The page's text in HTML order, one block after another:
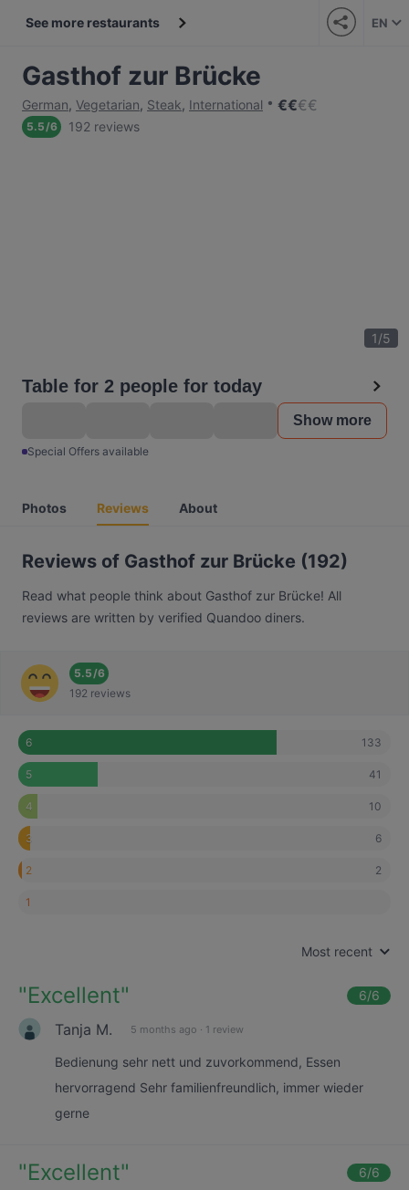
See more restaurants EN
Gasthof zur Brücke
German, Vegetarian, Steak, International €€€€
5.5/6 192 reviews
1/5
Table for 2 people for today
Show more
Special Offers available
Photos Reviews About
Reviews of Gasthof zur Brücke (192)
Read what people think about Gasthof zur Brücke! All
reviews are written by verified Quandoo diners.
5.5/6
192 reviews
6 133
5 41
4 10
3 6
2 2
1
Most recent
"Excellent" 6/6
Tanja M. 5 months ago · 1 review
Bedienung sehr nett und zuvorkommend, Essen
hervorragend Sehr familienfreundlich, immer wieder
gerne
"Excellent" 6/6